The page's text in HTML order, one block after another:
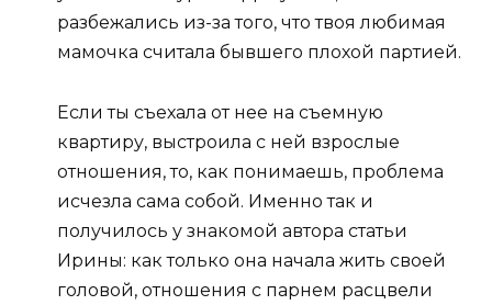
разбежались из-за того, что твоя любимая
мамочка считала бывшего плохой партией.
Если ты съехала от нее на съемную
квартиру, выстроила с ней взрослые
отношения, то, как понимаешь, проблема
исчезла сама собой. Именно так и
получилось у знакомой автора статьи
Ирины: как только она начала жить своей
головой, отношения с парнем расцвели